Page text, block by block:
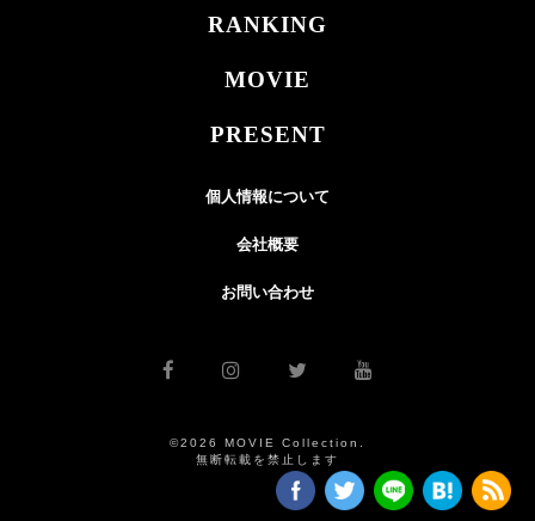
RANKING
MOVIE
PRESENT
個人情報について
会社概要
お問い合わせ
©2026 MOVIE Collection.
無断転載を禁止します